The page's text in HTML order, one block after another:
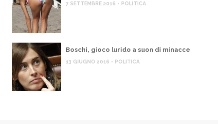
7 SETTEMBRE 2016 - POLITICA
Boschi, gioco lurido a suon di minacce
13 GIUGNO 2016 - POLITICA